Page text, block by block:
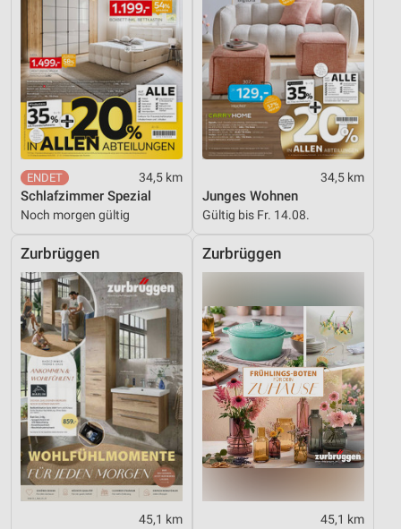
34,5 km
Schlafzimmer Spezial
Noch morgen gültig
34,5 km
Junges Wohnen
Gültig bis Fr. 14.08.
Zurbrüggen
45,1 km
Zurbrüggen
45,1 km